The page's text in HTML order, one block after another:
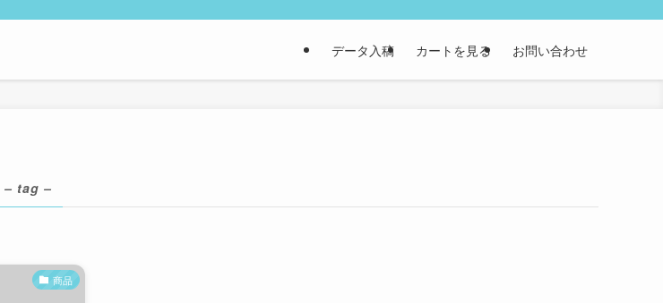
データ入稿 カートを見る お問い合わせ
– tag –
商品